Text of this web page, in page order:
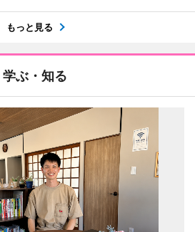
もっと見る
学ぶ・知る